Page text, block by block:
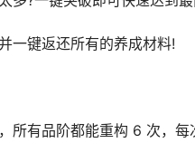
一键返还所有的养成材料!
所有品阶都能重构 6 次，